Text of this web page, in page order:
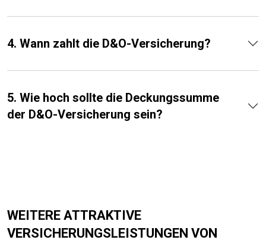
4. Wann zahlt die D&O-Versicherung?
5. Wie hoch sollte die Deckungssumme
der D&O-Versicherung sein?
WEITERE ATTRAKTIVE
VERSICHERUNGSLEISTUNGEN VON